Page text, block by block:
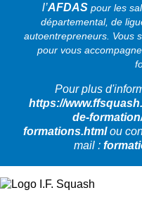
l’AFDASpour les
départemental, de
autoentrepreneurs. Vous
pour vous
Pour plus
https://
de-
formations.htmlou
mail :